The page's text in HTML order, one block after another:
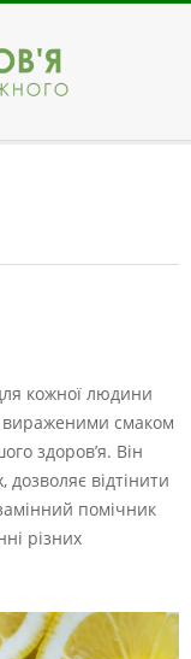
кожної людини
вираженими смаком
здоров’я. Він
дозволяє відтінити
помічник
різних